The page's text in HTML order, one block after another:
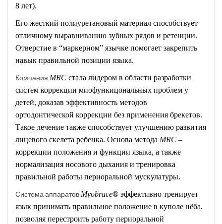
8 лет).
Его жесткий полиуретановый материал способствует
отличному выравниванию зубных рядов и ретенции.
Отверстие в “маркерном” язычке помогает закрепить
навык правильной позиции языка.
Компания MRC стала лидером в области разработки
систем коррекции миофункицональных проблем у
детей, доказав эффективность методов
ортодонтической коррекции без применения брекетов.
Такое лечение также способствует улучшению развития
лицевого скелета ребенка. Основа метода MRC –
коррекции положения и функции языка, а также
нормализация носового дыхания и тренировка
правильной работы периоральной мускулатуры.
Система аппаратов Myobrace® эффективно тренирует
язык принимать правильное положение в куполе нёба,
позволяя перестроить работу периоральной